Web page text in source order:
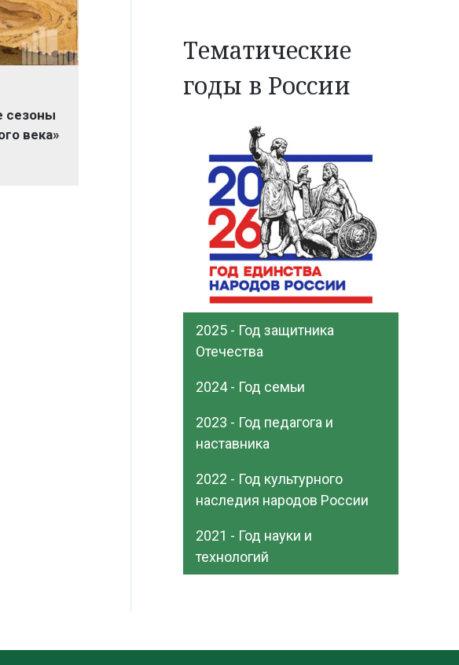
сезоны
века»
Тематические
годы в России
2025 - Год защитника
Отечества
2024 - Год семьи
2023 - Год педагога и
наставника
2022 - Год культурного
наследия народов России
2021 - Год науки и
технологий